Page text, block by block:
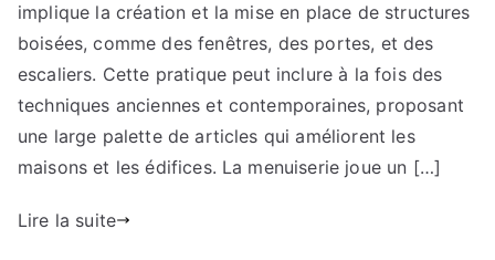
choisir
le
bon
bois
pour
implique la création et la mise en place de structures
boisées, comme des fenêtres, des portes, et des
escaliers. Cette pratique peut inclure à la fois des
techniques anciennes et contemporaines, proposant
une large palette de articles qui améliorent les
maisons et les édifices. La menuiserie joue un […]
Lire la suite